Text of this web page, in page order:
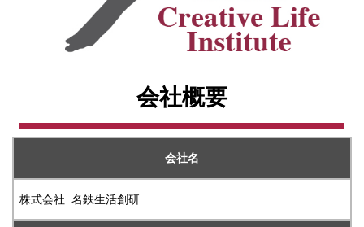
会社概要
会社名
株式会社 名鉄生活創研